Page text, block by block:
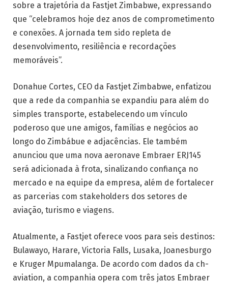
sobre a trajetória da Fastjet Zimbabwe, expressando
que “celebramos hoje dez anos de comprometimento
e conexões. A jornada tem sido repleta de
desenvolvimento, resiliência e recordações
memoráveis”.
Donahue Cortes, CEO da Fastjet Zimbabwe, enfatizou
que a rede da companhia se expandiu para além do
simples transporte, estabelecendo um vínculo
poderoso que une amigos, famílias e negócios ao
longo do Zimbábue e adjacências. Ele também
anunciou que uma nova aeronave Embraer ERJ145
será adicionada à frota, sinalizando confiança no
mercado e na equipe da empresa, além de fortalecer
as parcerias com stakeholders dos setores de
aviação, turismo e viagens.
Atualmente, a Fastjet oferece voos para seis destinos:
Bulawayo, Harare, Victoria Falls, Lusaka, Joanesburgo
e Kruger Mpumalanga. De acordo com dados da ch-
aviation, a companhia opera com três jatos Embraer